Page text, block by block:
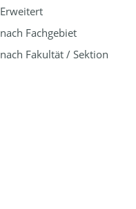
Erweitert
nach Fachgebiet
nach Fakultät / Sektion